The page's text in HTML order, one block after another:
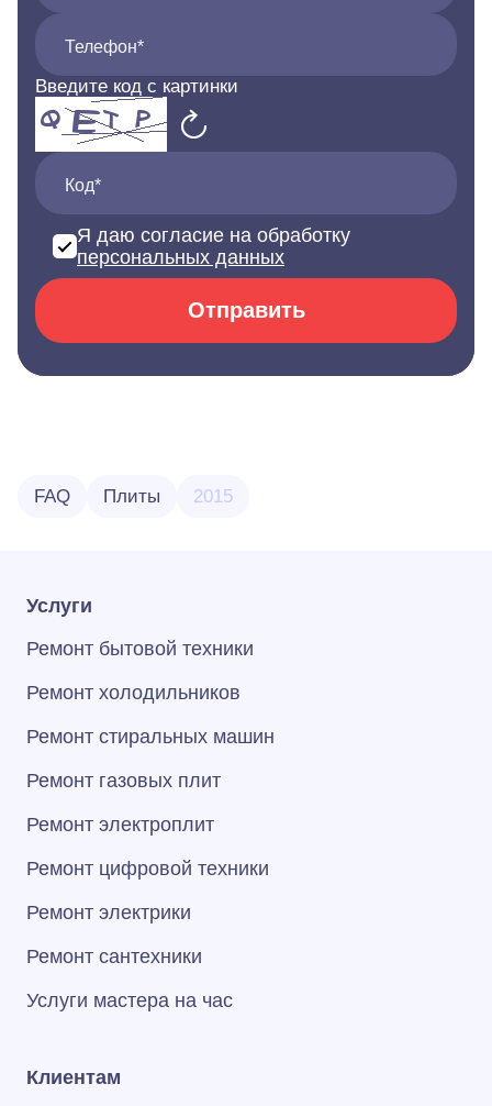
Телефон*
Введите код с картинки
Код*
Я даю согласие на обработку
персональных данных
Отправить
FAQ Плиты 2015
Услуги
Ремонт бытовой техники
Ремонт холодильников
Ремонт стиральных машин
Ремонт газовых плит
Ремонт электроплит
Ремонт цифровой техники
Ремонт электрики
Ремонт сантехники
Услуги мастера на час
Клиентам